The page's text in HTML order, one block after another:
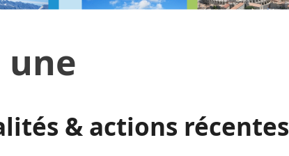
une
& actions récentes